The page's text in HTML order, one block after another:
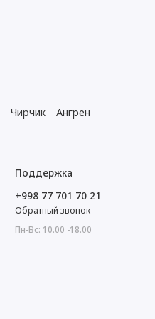
Чирчик
Ангрен
Поддержка
+998 77 701 70 21
Обратный звонок
Пн-Вс: 10.00 -18.00